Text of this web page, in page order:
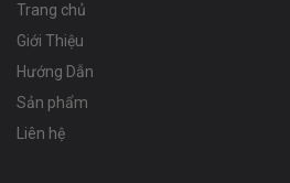
Trang chủ
Giới Thiệu
Hướng Dẫn
Sản phẩm
Liên hệ